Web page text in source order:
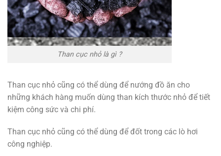
Than cục nhỏ là gì ?
Than cục nhỏ cũng có thể dùng để nướng đồ ăn cho
những khách hàng muốn dùng than kích thước nhỏ để tiết
kiệm công sức và chi phí.
Than cục nhỏ cũng có thể dùng để đốt trong các lò hơi
công nghiệp.